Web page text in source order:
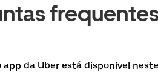
app da Uber está disponível